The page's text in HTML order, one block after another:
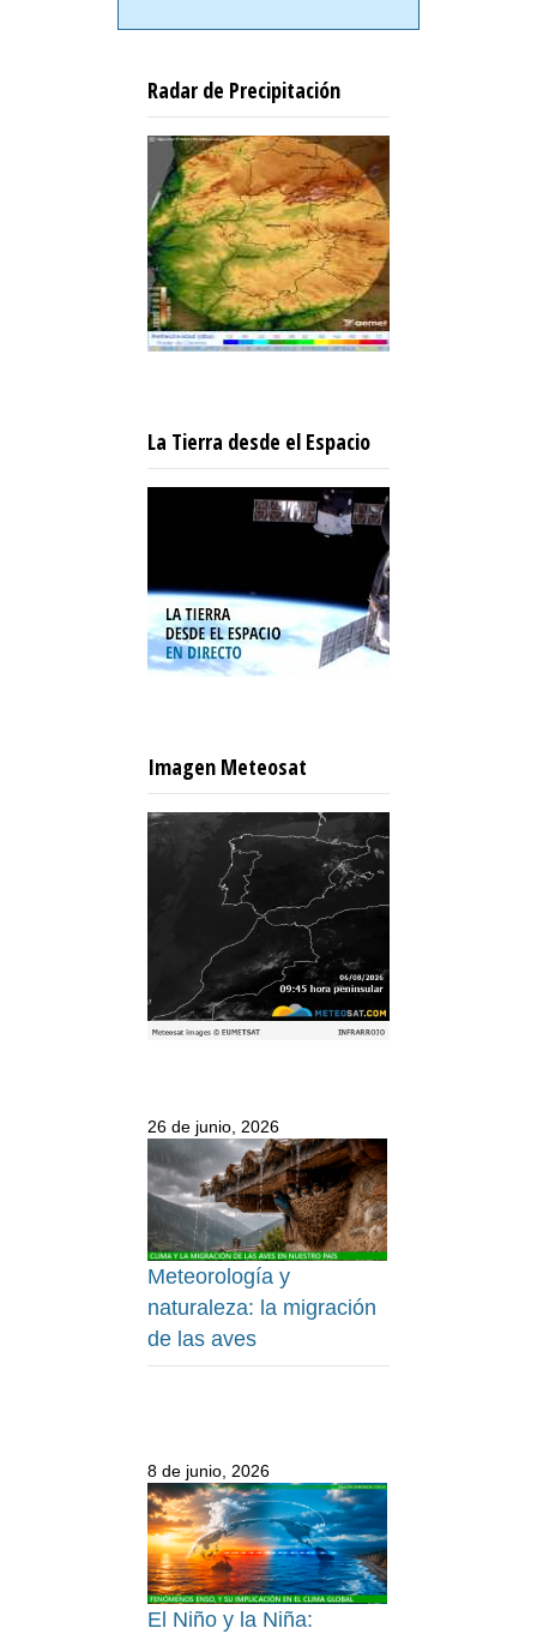
Radar de Precipitación
La Tierra desde el Espacio
Imagen Meteosat
26 de junio, 2026
Meteorología y
naturaleza: la migración
de las aves
8 de junio, 2026
El Niño y la Niña: